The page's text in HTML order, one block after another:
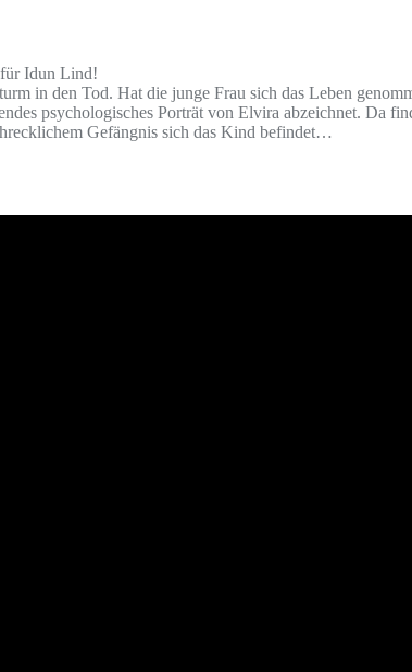
für Idun Lind!
in den Tod. Hat die junge Frau sich das Leben
psychologisches Porträt von Elvira abzeichnet. Da
Gefängnis sich das Kind befindet…